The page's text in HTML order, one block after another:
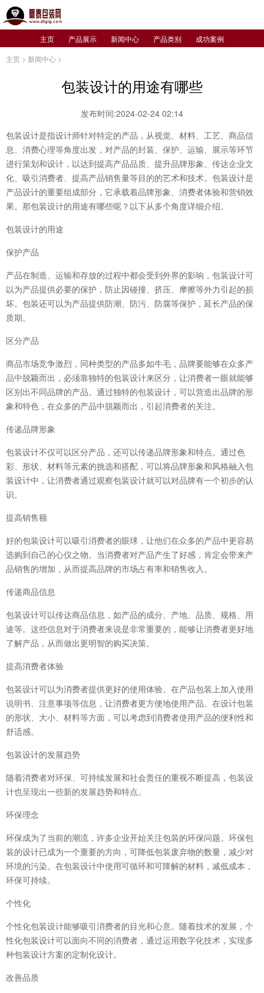
主页 产品展示 新闻中心 产品类别
成功案例
主页 > 新闻中心 >
包装设计的用途有哪些
发布时间:2024-02-24 02:14
包装设计是指设计师针对特定的产品，从视觉、材料、工艺、商品信
息、消费心理等角度出发，对产品的封装、保护、运输、展示等环节
进行策划和设计，以达到提高产品品质、提升品牌形象、传达企业文
化、吸引消费者、提高产品销售量等目的的艺术和技术。包装设计是
产品设计的重要组成部分，它承载着品牌形象、消费者体验和营销效
果。那包装设计的用途有哪些呢？以下从多个角度详细介绍。
包装设计的用途
保护产品
产品在制造、运输和存放的过程中都会受到外界的影响，包装设计可
以为产品提供必要的保护，防止因碰撞、挤压、摩擦等外力引起的损
坏。包装还可以为产品提供防潮、防污、防腐等保护，延长产品的保
质期。
区分产品
商品市场竞争激烈，同种类型的产品多如牛毛，品牌要能够在众多产
品中脱颖而出，必须靠独特的包装设计来区分，让消费者一眼就能够
区别出不同品牌的产品。通过独特的包装设计，可以营造出品牌的形
象和特色，在众多的产品中脱颖而出，引起消费者的关注。
传递品牌形象
包装设计不仅可以区分产品，还可以传递品牌形象和特点。通过色
彩、形状、材料等元素的挑选和搭配，可以将品牌形象和风格融入包
装设计中，让消费者通过观察包装设计就可以对品牌有一个初步的认
识。
提高销售额
好的包装设计可以吸引消费者的眼球，让他们在众多的产品中更容易
选购到自己的心仪之物。当消费者对产品产生了好感，肯定会带来产
品销售的增加，从而提高品牌的市场占有率和销售收入。
传递商品信息
包装设计可以传达商品信息，如产品的成分、产地、品质、规格、用
途等。这些信息对于消费者来说是非常重要的，能够让消费者更好地
了解产品，从而做出更明智的购买决策。
提高消费者体验
包装设计可以为消费者提供更好的使用体验。在产品包装上加入使用
说明书、注意事项等信息，让消费者更方便地使用产品。在设计包装
的形状、大小、材料等方面，可以考虑到消费者使用产品的便利性和
舒适感。
包装设计的发展趋势
随着消费者对环保、可持续发展和社会责任的重视不断提高，包装设
计也呈现出一些新的发展趋势和特点。
环保理念
环保成为了当前的潮流，许多企业开始关注包装的环保问题。环保包
装的设计已成为一个重要的方向，可降低包装废弃物的数量，减少对
环境的污染。在包装设计中使用可循环和可降解的材料，减低成本，
环保可持续。
个性化
个性化包装设计能够吸引消费者的目光和心意。随着技术的发展，个
性化包装设计可以面向不同的消费者，通过运用数字化技术，实现多
种包装设计方案的定制化设计。
改善品质